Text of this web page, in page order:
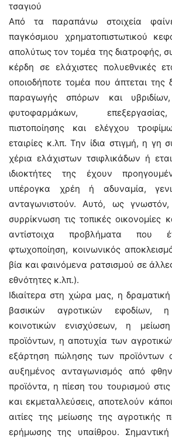
τσαγιού
Από τα παραπάνω στοιχεία
παγκόσμιου χρηματοπιστωτικού
απολύτως τον τομέα της διατροφής,
κέρδη σε ελάχιστες πολυεθνικές
οποιοδήποτε τομέα που άπτεται της
παραγωγής σπόρων και
φυτοφαρμάκων,
πιστοποίησης και ελέγχου
εταιρίες κ.λπ. Την ίδια στιγμή, η γη
χέρια ελάχιστων τσιφλικάδων ή
ιδιοκτήτες της έχουν
υπέρογκα χρέη ή αδυναμία,
ανταγωνιστούν. Αυτό, ως γνωστόν,
συρρίκνωση τις τοπικές οικονομίες
αντίστοιχα προβλήματα που
φτωχοποίηση, κοινωνικός
βία και φαινόμενα ρατσισμού σε
εθνότητες κ.λπ.).
Ιδιαίτερα στη χώρα μας, η
βασικών αγροτικών εφοδίων, η
κοινοτικών ενισχύσεων, η
προϊόντων, η αποτυχία των
εξάρτηση πώλησης των προϊόντων
αυξημένος ανταγωνισμός από
προϊόντα, η πίεση του τουρισμού
και εκμεταλλεύσεις, αποτελούν
αιτίες της μείωσης της αγροτικής
ερήμωσης της υπαίθρου.